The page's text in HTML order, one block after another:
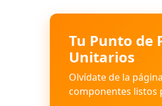
Tu Punto de
Unitarios
Olvídate de la
componentes listos